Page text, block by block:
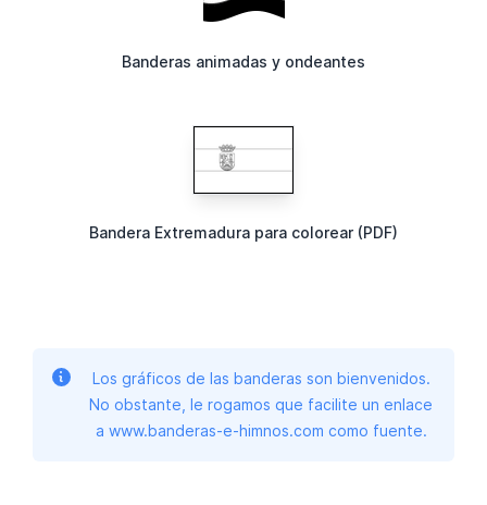
Banderas animadas y ondeantes
Bandera Extremadura para colorear (PDF)
Los gráficos de las banderas son bienvenidos.
No obstante, le rogamos que facilite un enlace
a www.banderas-e-himnos.com como fuente.